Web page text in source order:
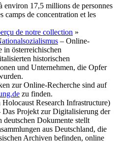
environ 17,5 millions de personnes
camps de concentration et les
de notre collection »
– Online-
in österreichischen
historischen
und Unternehmen, die Opfer
zur Online-Recherche sind auf
zu finden.
Holocaust Research Infrastructure)
Das Projekt zur Digitalisierung der
deutschen Dokumente stellt
aus Deutschland, die
Archiven befinden, online